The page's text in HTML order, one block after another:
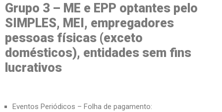
Grupo 3 – ME e EPP optantes pelo
SIMPLES, MEI, empregadores
pessoas físicas (exceto
domésticos), entidades sem fins
lucrativos
Eventos Periódicos – Folha de pagamento: